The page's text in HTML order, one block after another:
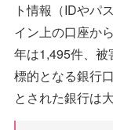
ト情報（IDやパ
イン上の口座か
年は1,495件、被
標的となる銀行
とされた銀行は